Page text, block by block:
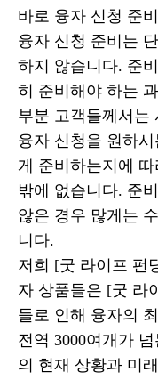
바로 융자 신청 준
융자 신청 준비는
하지 않습니다. 준
히 준비해야 하는
부분 고객들께서는
융자 신청을 원하
게 준비하는지에
밖에 없습니다. 준
않은 경우 많게는
니다.
저희 [굿 라이프 펀
자 상품들은 [굿 라
들로 인해 융자의
전역 3000여개가
의 현재 상황과 미